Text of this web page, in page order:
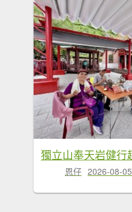
恩仔 2026-08-05